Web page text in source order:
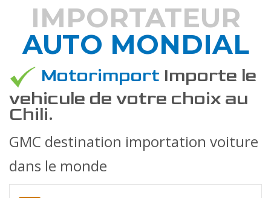
DÉCOUVREZ COMMENT
IMPORTATEUR
AUTO MONDIAL
Motorimport Importe le
vehicule de votre choix au
Chili.
GMC destination importation voiture
dans le monde